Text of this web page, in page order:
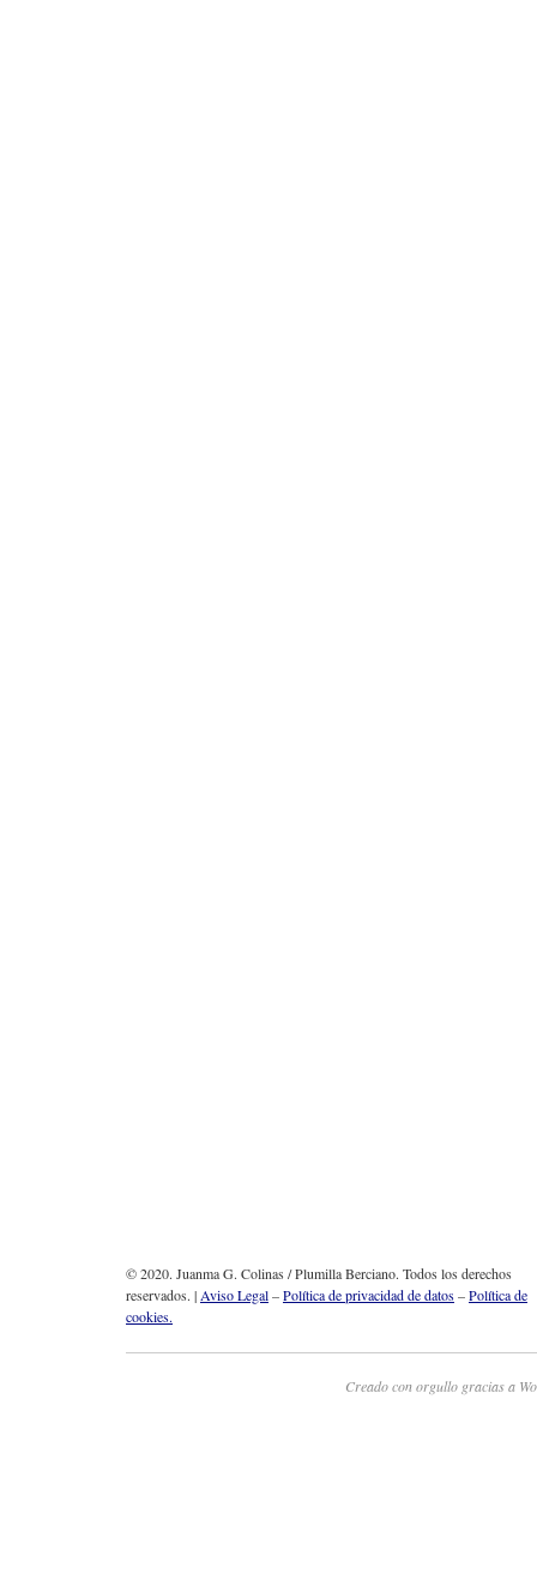
© 2020. Juanma G. Colinas / Plumilla Berciano. Todos los derechos
reservados. |Aviso Legal–Política de privacidad de datos–Política de
cookies.
Creado con orgullo gracias a